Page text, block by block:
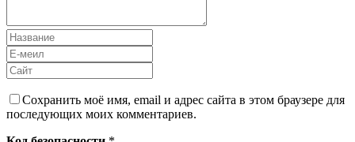
Сохранить моё имя, email и адрес сайта в этом браузере для
последующих моих комментариев.